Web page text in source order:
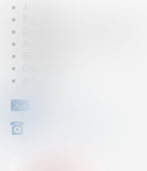
Accueil
Articles